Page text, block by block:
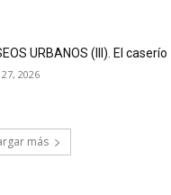
URBANOS (III). El caserío
2026
más